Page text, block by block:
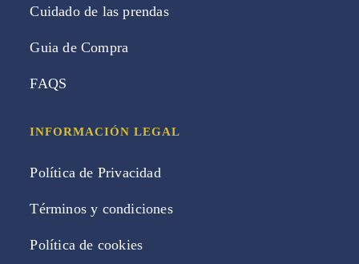
Cuidado de las prendas
Guia de Compra
FAQS
INFORMACIÓN LEGAL
Política de Privacidad
Términos y condiciones
Política de cookies